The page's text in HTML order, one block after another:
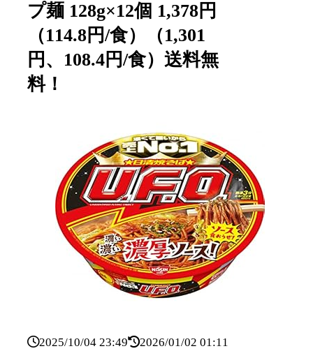
プ麺 128g×12個 1,378円
（114.8円/食）（1,301
円、108.4円/食）送料無
料！
2025/10/04 23:49 2026/01/02 01:11